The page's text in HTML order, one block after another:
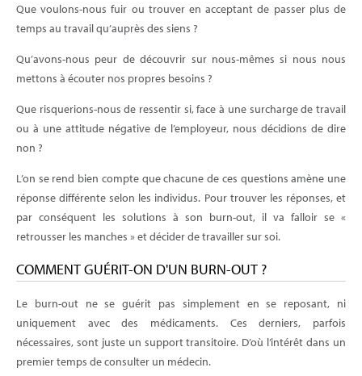
Que voulons-nous fuir ou trouver en acceptant de passer plus de
temps au travail qu’auprès des siens ?
Qu’avons-nous peur de découvrir sur nous-mêmes si nous nous
mettons à écouter nos propres besoins ?
Que risquerions-nous de ressentir si, face à une surcharge de travail
ou à une attitude négative de l’employeur, nous décidions de dire
non ?
L’on se rend bien compte que chacune de ces questions amène une
réponse différente selon les individus. Pour trouver les réponses, et
par conséquent les solutions à son burn-out, il va falloir se «
retrousser les manches » et décider de travailler sur soi.
COMMENT GUÉRIT-ON D'UN BURN-OUT ?
Le burn-out ne se guérit pas simplement en se reposant, ni
uniquement avec des médicaments. Ces derniers, parfois
nécessaires, sont juste un support transitoire. D’où l’intérêt dans un
premier temps de consulter un médecin.